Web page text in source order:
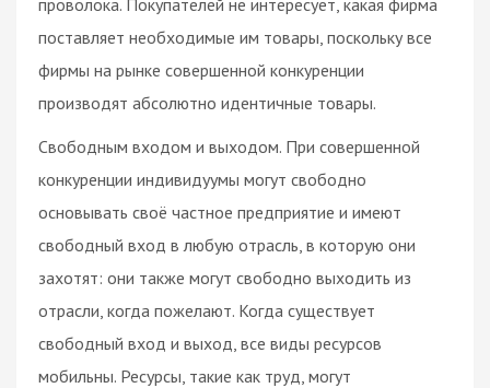
поставляет необходимые им товары, поскольку все
фирмы на рынке совершенной конкуренции
производят абсолютно идентичные товары.
Свободным входом и выходом. При совершенной
конкуренции индивидуумы могут свободно
основывать своё частное предприятие и имеют
свободный вход в любую отрасль, в которую они
захотят: они также могут свободно выходить из
отрасли, когда пожелают. Когда существует
свободный вход и выход, все виды ресурсов
мобильны. Ресурсы, такие как труд, могут